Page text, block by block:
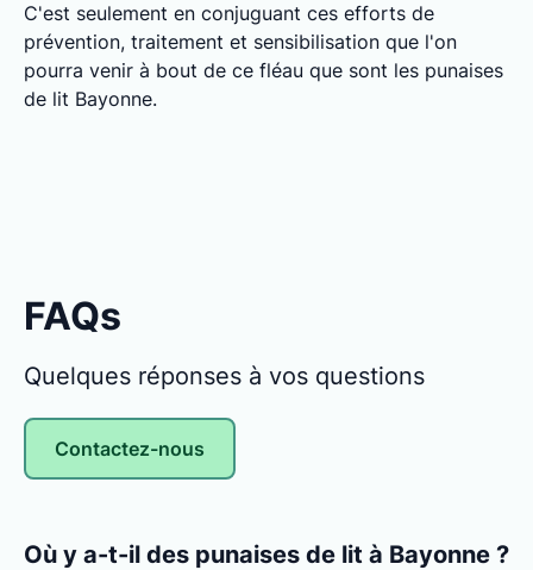
C'est seulement en conjuguant ces efforts de
prévention, traitement et sensibilisation que l'on
pourra venir à bout de ce fléau que sont les punaises
de lit Bayonne.
FAQs
Quelques réponses à vos questions
Contactez-nous
Où y a-t-il des punaises de lit à Bayonne ?